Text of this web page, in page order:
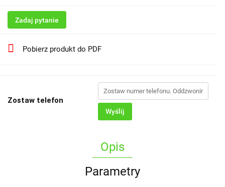
Zadaj pytanie
Pobierz produkt do PDF
Zostaw telefon
Wyślij
Opis
Parametry